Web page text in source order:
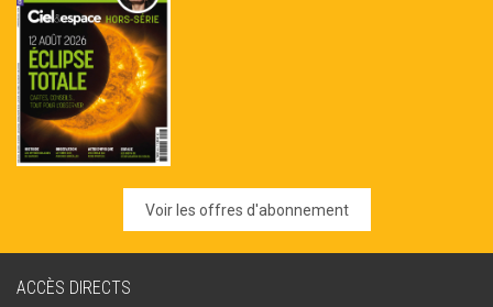
Voir les offres d'abonnement
ACCÈS DIRECTS